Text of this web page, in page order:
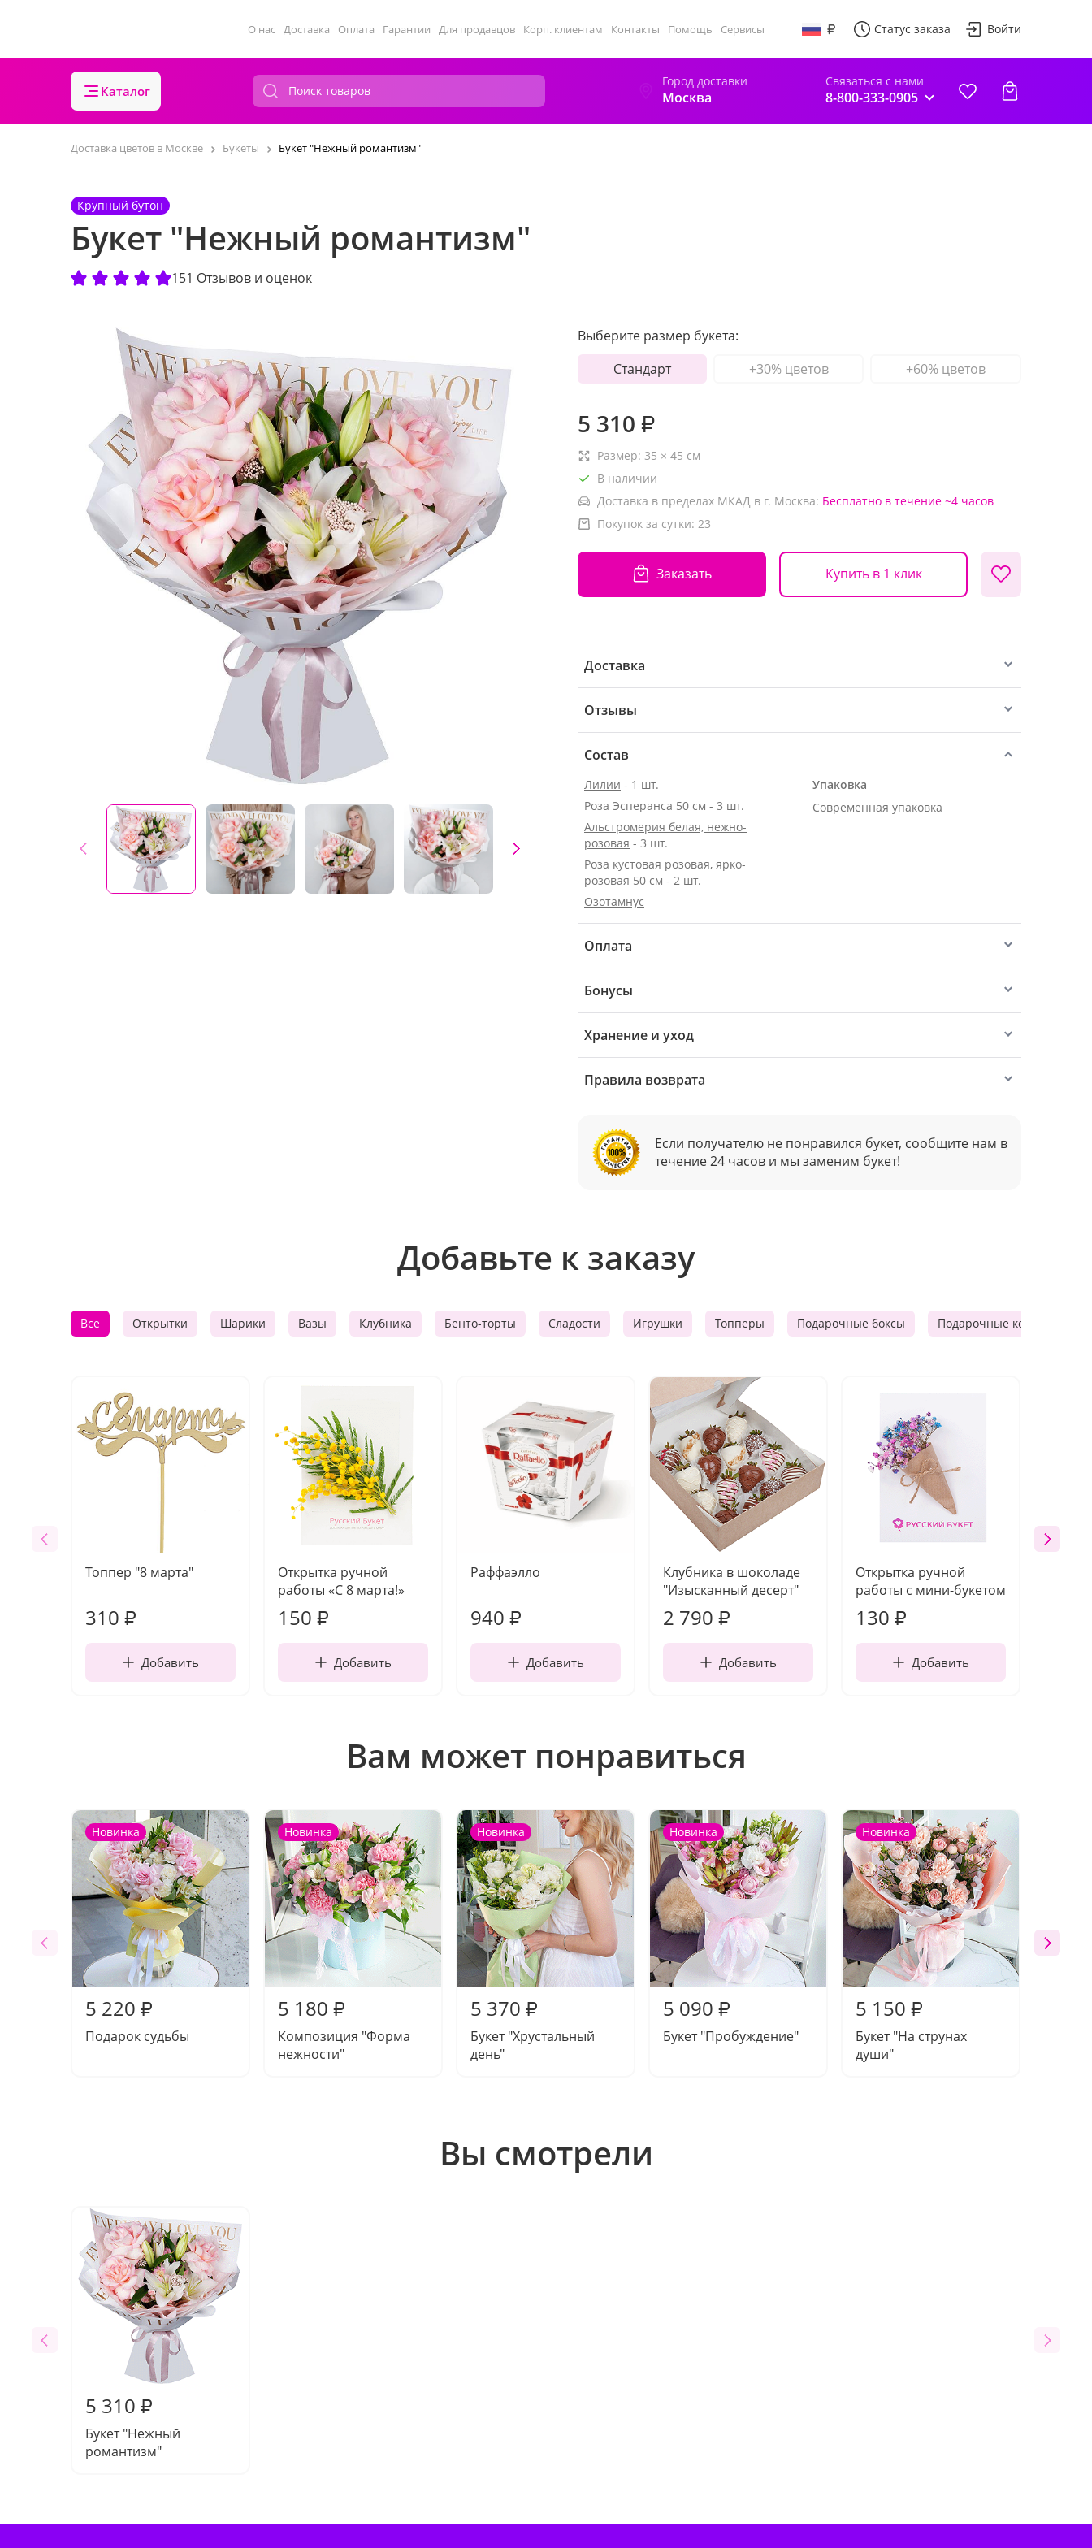
О нас Доставка Оплата Гарантии Для продавцов Корп. клиентам Контакты Помощь Сервисы Статус заказа Войти
Каталог
Город доставки
Москва
Связаться с нами
8-800-333-0905
Доставка цветов в Москве Букеты Букет "Нежный романтизм"
Крупный бутон
Букет "Нежный романтизм"
151 Отзывов и оценок
Выберите размер букета:
Стандарт
+30% цветов +60% цветов
5 310 ₽
Размер: 35 × 45 см
В наличии
Доставка в пределах МКАД в г. Москва: Бесплатно в течение ~4 часов
Покупок за сутки: 23
Заказать Купить в 1 клик
Доставка
Отзывы
Состав
Лилии - 1 шт.
Роза Эсперанса 50 см - 3 шт.
Альстромерия белая, нежно-
розовая - 3 шт.
Роза кустовая розовая, ярко-
розовая 50 см - 2 шт.
Озотамнус
Упаковка
Современная упаковка
Оплата
Бонусы
Хранение и уход
Правила возврата
Если получателю не понравился букет, сообщите нам в
течение 24 часов и мы заменим букет!
Добавьте к заказу
Все Открытки Шарики Вазы Клубника Бенто-торты Сладости Игрушки Топперы Подарочные боксы Подарочные корзины
Топпер "8 марта"
310 ₽
Добавить
Открытка ручной
работы «С 8 марта!»
150 ₽
Добавить
Раффаэлло
940 ₽
Добавить
Клубника в шоколаде
"Изысканный десерт"
2 790 ₽
Добавить
Открытка ручной
работы с мини-букетом
130 ₽
Добавить
Вам может понравиться
Новинка
5 220 ₽
Подарок судьбы
Новинка
5 180 ₽
Композиция "Форма
нежности"
Новинка
5 370 ₽
Букет "Хрустальный
день"
Новинка
5 090 ₽
Букет "Пробуждение"
Новинка
5 150 ₽
Букет "На струнах
души"
Вы смотрели
5 310 ₽
Букет "Нежный
романтизм"